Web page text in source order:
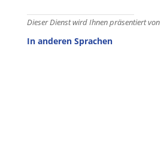
Dieser Dienst wird Ihnen präsentiert von
In anderen Sprachen